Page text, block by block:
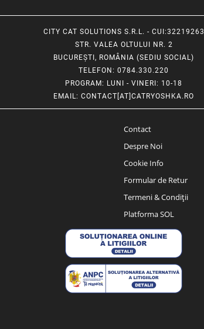
CITY CAT SOLUTIONS S.R.L. - CUI:32219263
STR. VALEA OLTULUI NR. 2
BUCUREȘTI, ROMÂNIA (SEDIU SOCIAL)
TELEFON : 0784.330.220
PROGRAM: LUNI - VINERI: 10-18
EMAIL: CONTACT[AT]CATRYOSHKA.RO
Contact
Despre Noi
Cookie Info
Formular de Retur
Termeni & Condiții
Platforma SOL